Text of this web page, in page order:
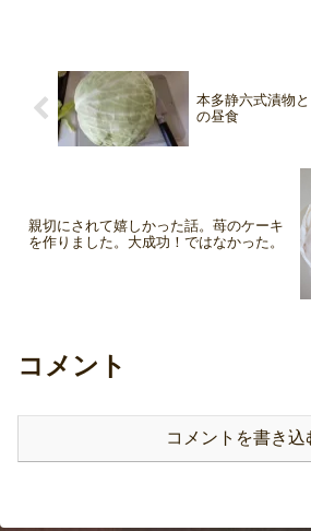
本多静六式漬物
の昼食
親切にされて嬉しかった話。苺のケーキ
を作りました。大成功！ではなかった。
コメント
コメントを書き込